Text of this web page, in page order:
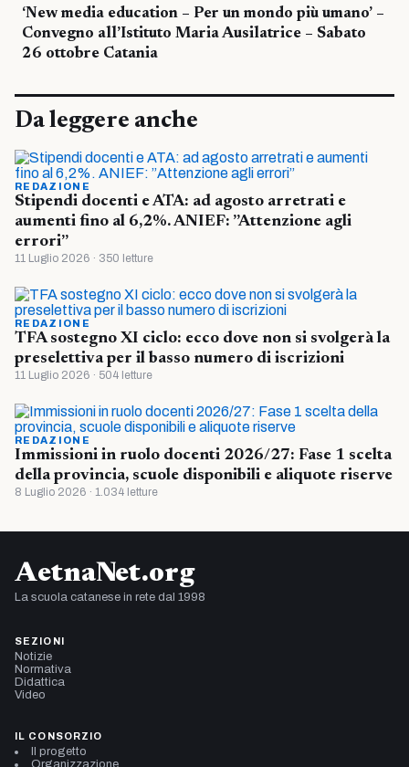
‘New media education – Per un mondo più umano’ –
Convegno all’Istituto Maria Ausilatrice – Sabato
26 ottobre Catania
Da leggere anche
REDAZIONE
Stipendi docenti e ATA: ad agosto arretrati e
aumenti fino al 6,2%. ANIEF: ”Attenzione agli
errori”
11 Luglio 2026 · 350 letture
REDAZIONE
TFA sostegno XI ciclo: ecco dove non si svolgerà la
preselettiva per il basso numero di iscrizioni
11 Luglio 2026 · 504 letture
REDAZIONE
Immissioni in ruolo docenti 2026/27: Fase 1 scelta
della provincia, scuole disponibili e aliquote riserve
8 Luglio 2026 · 1.034 letture
AetnaNet.org
La scuola catanese in rete dal 1998
SEZIONI
Notizie
Normativa
Didattica
Video
IL CONSORZIO
Il progetto